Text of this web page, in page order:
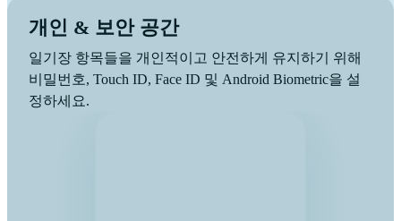
개인 & 보안 공간
일기장 항목들을 개인적이고 안전하게 유지하기 위해
비밀번호, Touch ID, Face ID 및 Android Biometric을 설
정하세요.